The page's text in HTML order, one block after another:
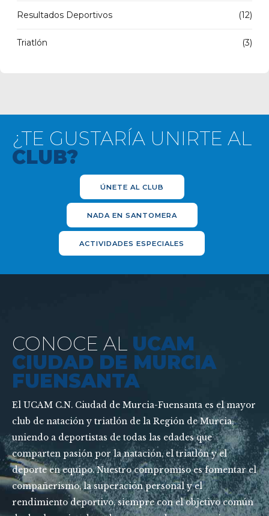
Resultados Deportivos (12)
Triatlón (3)
¿TE GUSTARÍA UNIRTE AL
CLUB?
ÚNETE AL CLUB
NADA EN SANTOMERA
ACTIVIDADES ESPECIALES
CONOCE AL UCAM
CIUDAD DE MURCIA
FUENSANTA
El UCAM C.N. Ciudad de Murcia-Fuensanta es el mayor
club de natación y triatlón de la Región de Murcia,
uniendo a deportistas de todas las edades que
comparten pasión por la natación, el triatlón y el
deporte en equipo. Nuestro compromiso es fomentar el
compañerismo, la superación personal y el
rendimiento deportivo, siempre con el objetivo común